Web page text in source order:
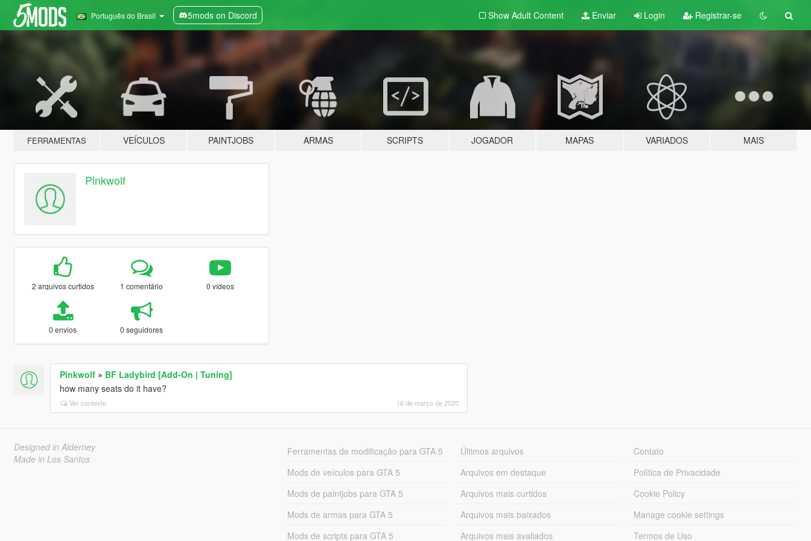
Português do Brasil 5mods on Discord Show Adult Content Enviar Login Registrar-se
FERRAMENTAS VEÍCULOS PAINTJOBS ARMAS SCRIPTS JOGADOR MAPAS VARIADOS MAIS
Pinkwolf
2 arquivos curtidos 1 comentário 0 vídeos
0 envios 0 seguidores
Pinkwolf» BF Ladybird [Add-On | Tuning]
how many seats do it have?
Ver contexto 16 de março de 2020
Designed in Alderney
Made in Los Santos
Ferramentas de modificação para GTA 5
Mods de veículos para GTA 5
Mods de paintjobs para GTA 5
Mods de armas para GTA 5
Mods de scripts para GTA 5
Últimos arquivos
Arquivos em destaque
Arquivos mais curtidos
Arquivos mais baixados
Arquivos mais avaliados
Contato
Política de Privacidade
Cookie Policy
Manage cookie settings
Termos de Uso